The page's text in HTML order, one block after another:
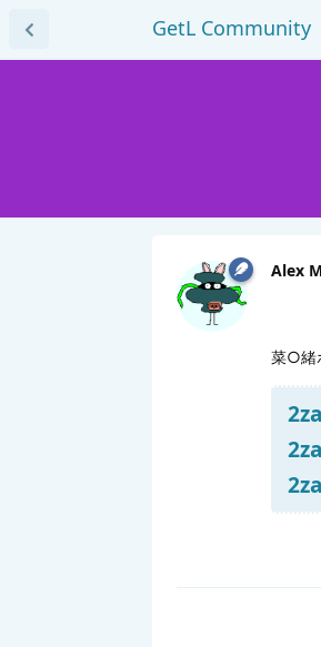
GetL Community
Alex
菜○緒